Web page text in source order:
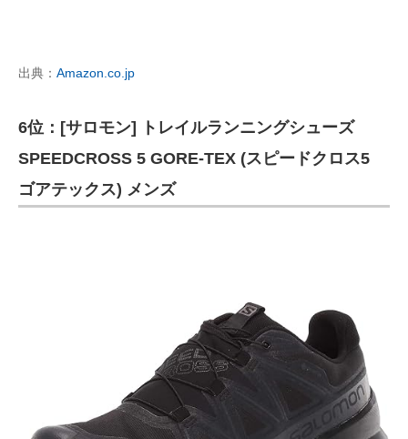
出典： Amazon.co.jp
6位：[サロモン] トレイルランニングシューズ
SPEEDCROSS 5 GORE-TEX (スピードクロス5
ゴアテックス) メンズ